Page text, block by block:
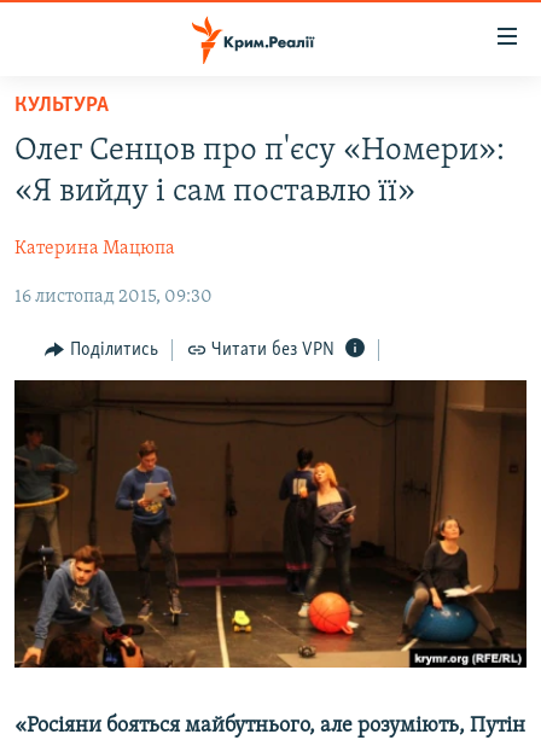
Перейти
основного
матеріалу
до
навігації
Перейти
ВІДЕО ТА ФОТО
ПОЛІТИКА
БЛОГИ
ПОГЛЯД
ВСЕ ЗА ДЕНЬ
СПЕЦПРОЕКТИ
ДЕПОРТАЦІЯ
ВІДЕОУРОКИ «ELIFBE»
СВІДЧЕННЯ ОКУПАЦІЇ
УКРАЇНСЬКА ПРОБЛЕМА КРИМУ
ЯК ОБІЙТИ БЛОКУВАННЯ
Русский
Qırımtatar
КУЛЬТУРА
Олег Сенцов про п'єсу «Номери»:
«Я вийду і сам поставлю її»
Катерина Мацюпа
16 листопад 2015, 09:30
Поділитись Читати без VPN
«Росіяни бояться майбутнього, але розуміють, Путін